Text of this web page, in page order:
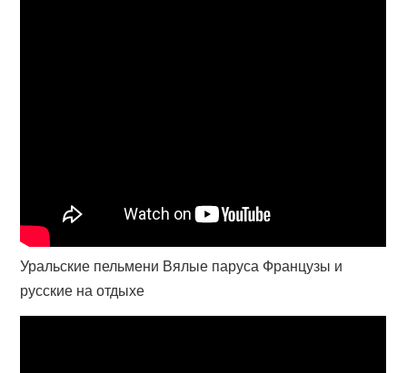
Уральские пельмени Вялые паруса Французы и
русские на отдыхе